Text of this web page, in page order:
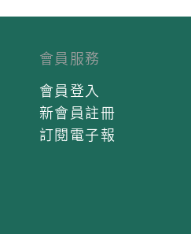
會員服務
會員登入
新會員註冊
訂閱電子報